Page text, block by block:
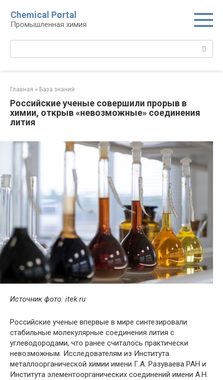
контенту
Chemical Portal
Промышленная химия
Главная » База знаний
Российские ученые совершили прорыв в
химии, открыв «невозможные» соединения
лития
Источник фото: itek.ru
Российские ученые впервые в мире синтезировали
стабильные молекулярные соединения лития с
углеводородами, что ранее считалось практически
невозможным. Исследователям из Института
металлоорганической химии имени Г.А. Разуваева РАН и
Института элементоорганических соединений имени А.Н.